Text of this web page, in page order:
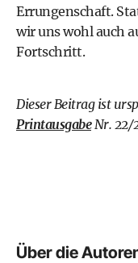
Errungenschaft.
wir uns wohl auch
Fortschritt.
Dieser Beitrag ist
PrintausgabeNr. 22/
Über die